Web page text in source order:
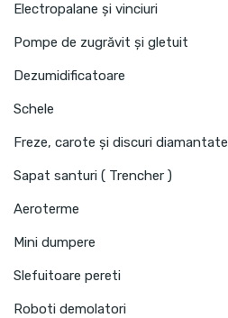
Electropalane și vinciuri
Pompe de zugrăvit și gletuit
Dezumidificatoare
Schele
Freze, carote și discuri diamantate
Sapat santuri ( Trencher )
Aeroterme
Mini dumpere
Slefuitoare pereti
Roboti demolatori